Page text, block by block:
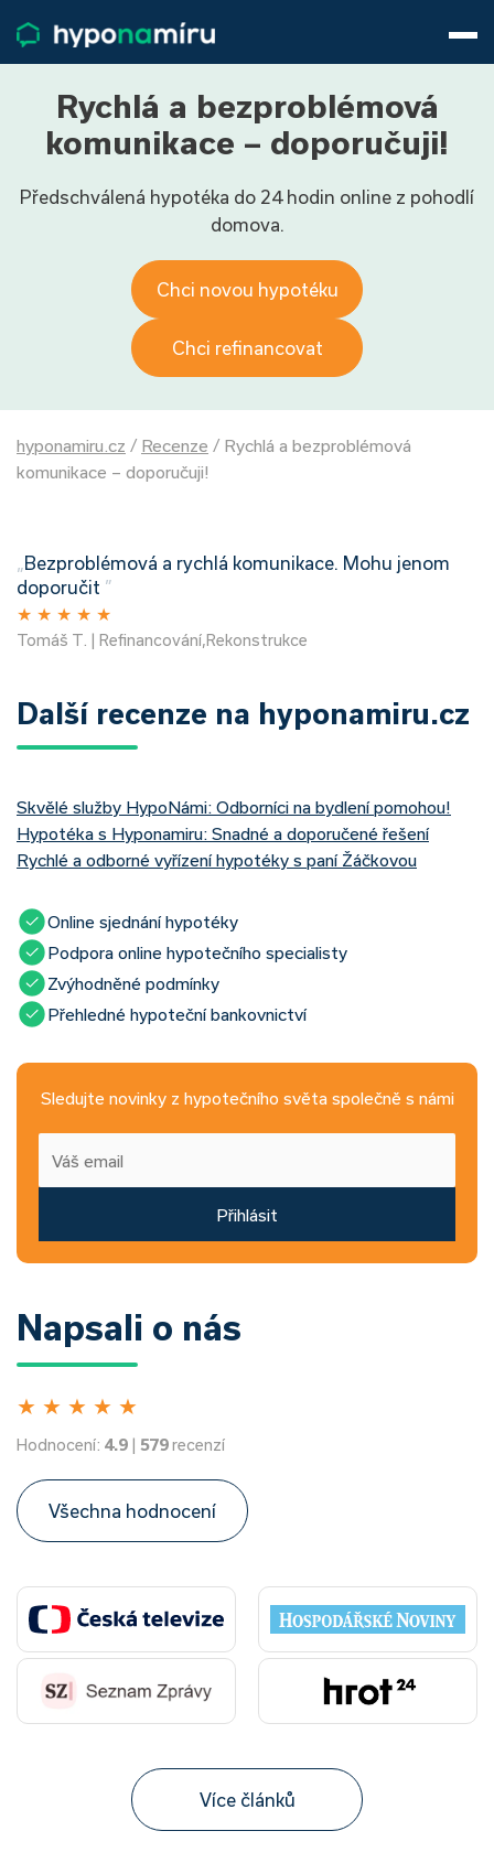
Životní pojištění
Pojištění nemovitosti
Články
800 688 388
9−16 hod.
Rychlá a bezproblémová
komunikace – doporučuji!
Předschválená hypotéka do 24 hodin online z pohodlí
domova.
Chci novou hypotéku
Chci refinancovat
hyponamiru.cz / Recenze / Rychlá a bezproblémová
komunikace – doporučuji!
„Bezproblémová a rychlá komunikace. Mohu jenom
doporučit ”
★ ★ ★ ★ ★
Tomáš T. | Refinancování,Rekonstrukce
Další recenze na hyponamiru.cz
Skvělé služby HypoNámi: Odborníci na bydlení pomohou!
Hypotéka s Hyponamiru: Snadné a doporučené řešení
Rychlé a odborné vyřízení hypotéky s paní Žáčkovou
Online sjednání hypotéky
Podpora online hypotečního specialisty
Zvýhodněné podmínky
Přehledné hypoteční bankovnictví
Sledujte novinky z hypotečního světa společně s námi
Přihlásit
Napsali o nás
★ ★ ★ ★ ★
Hodnocení: 4.9 | 579recenzí
Všechna hodnocení
Více článků